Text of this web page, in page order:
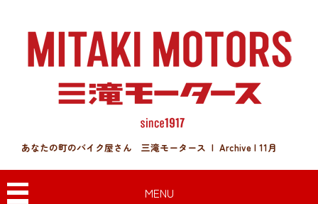
あなたの町のバイク屋さん 三滝モータース | Archive | 11月
MENU